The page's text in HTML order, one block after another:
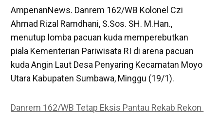
AmpenanNews. Danrem 162/WB Kolonel Czi
Ahmad Rizal Ramdhani, S.Sos. SH. M.Han.,
menutup lomba pacuan kuda memperebutkan
piala Kementerian Pariwisata RI di arena pacuan
kuda Angin Laut Desa Penyaring Kecamatan Moyo
Utara Kabupaten Sumbawa, Minggu (19/1).
Danrem 162/WB Tetap Eksis Pantau Rekab Rekon